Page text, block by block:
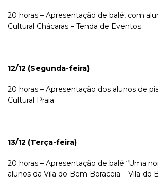
20 horas – Apresentação de balé, com
Cultural Chácaras – Tenda de Eventos.
12/12 (Segunda-feira)
20 horas – Apresentação dos alunos de
Cultural Praia.
13/12 (Terça-feira)
20 horas – Apresentação de balé “Uma
alunos da Vila do Bem Boraceia – Vila do